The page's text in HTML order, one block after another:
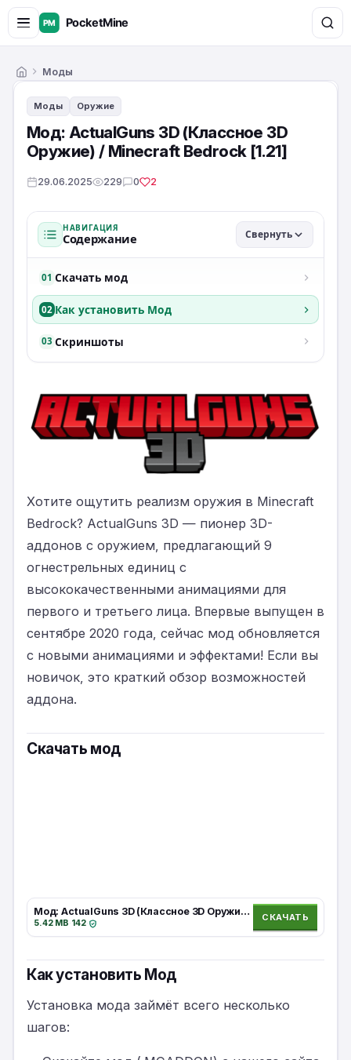
ГлавнаяМоды
Моды Оружие
Мод: ActualGuns 3D (Классное 3D
Оружие) / Minecraft Bedrock [1.21]
29.06.2025 229 0 2
НАВИГАЦИЯ
Содержание Свернуть
01 Скачать мод
02 Как установить Мод
03 Скриншоты
Хотите ощутить реализм оружия в Minecraft
Bedrock? ActualGuns 3D — пионер 3D-
аддонов с оружием, предлагающий 9
огнестрельных единиц с
высококачественными анимациями для
первого и третьего лица. Впервые выпущен в
сентябре 2020 года, сейчас мод обновляется
с новыми анимациями и эффектами! Если вы
новичок, это краткий обзор возможностей
аддона.
Скачать мод
Мод: ActualGuns 3D (Классное 3D Оружие) / Minecraft Bedrock [1.21]
5.42 MB·142·
СКАЧАТЬ
Как установить Мод
Установка мода займёт всего несколько
шагов: